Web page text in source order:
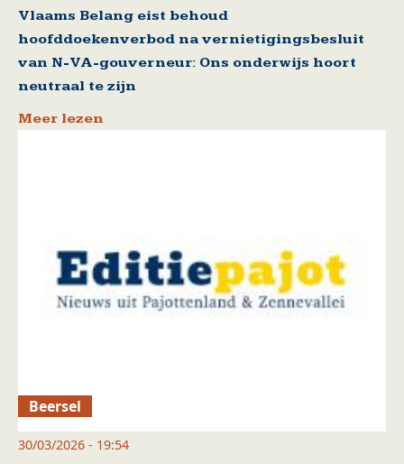
Vlaams Belang eist behoud
hoofddoekenverbod na vernietigingsbesluit
van N-VA-gouverneur: Ons onderwijs hoort
neutraal te zijn
Meer lezen
Beersel
30/03/2026 - 19:54